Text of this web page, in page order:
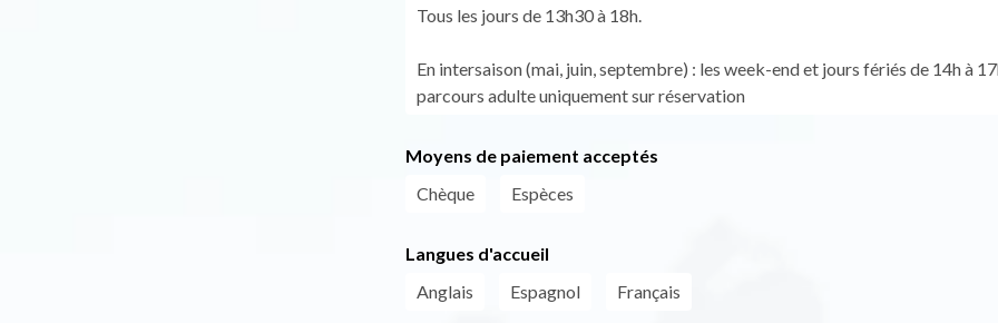
Tous les jours de 13h30 à 18h.
En intersaison (mai, juin, septembre) : les week-end et jours fériés de 14h à
parcours adulte uniquement sur réservation
Moyens de paiement acceptés
Chèque
Espèces
Langues d'accueil
Anglais
Espagnol Français